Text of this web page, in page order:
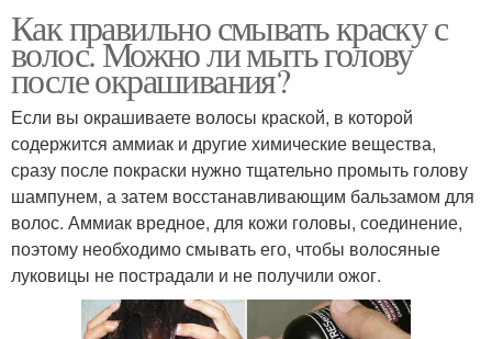
Как правильно смывать краску с
волос. Можно ли мыть голову
после окрашивания?
Если вы окрашиваете волосы краской, в которой
содержится аммиак и другие химические вещества,
сразу после покраски нужно тщательно промыть голову
шампунем, а затем восстанавливающим бальзамом для
волос. Аммиак вредное, для кожи головы, соединение,
поэтому необходимо смывать его, чтобы волосяные
луковицы не пострадали и не получили ожог.